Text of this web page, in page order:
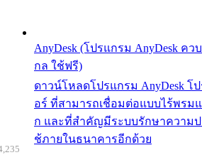
AnyDesk (โปรแกรม AnyDesk ค
กล ใช้ฟรี)
ดาวน์โหลดโปรแกรม AnyDesk โ
อร์ ที่สามารถเชื่อมต่อแบบไร้พรม
ก และที่สำคัญมีระบบรักษาความ
ช้ภายในธนาคารอีกด้วย